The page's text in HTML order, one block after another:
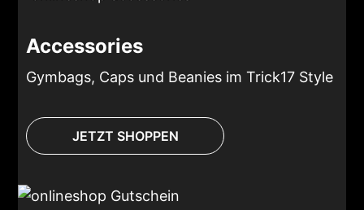
Accessories
Gymbags, Caps und Beanies im Trick17 Style
JETZT SHOPPEN